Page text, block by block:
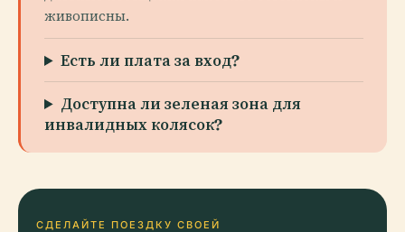
живописны.
Есть ли плата за вход?
Доступна ли зеленая зона для
инвалидных колясок?
СДЕЛАЙТЕ ПОЕЗДКУ СВОЕЙ